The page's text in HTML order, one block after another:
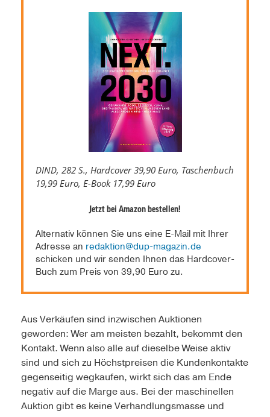
DIND, 282 S., Hardcover 39,90 Euro, Taschenbuch
19,99 Euro, E-Book 17,99 Euro
Jetzt bei Amazon bestellen!
Alternativ können Sie uns eine E-Mail mit Ihrer
Adresse an redaktion@dup-magazin.de
schicken und wir senden Ihnen das Hardcover-
Buch zum Preis von 39,90 Euro zu.
Aus Verkäufen sind inzwischen Auktionen
geworden: Wer am meisten bezahlt, bekommt den
Kontakt. Wenn also alle auf dieselbe Weise aktiv
sind und sich zu Höchstpreisen die Kundenkontakte
gegenseitig wegkaufen, wirkt sich das am Ende
negativ auf die Marge aus. Bei der maschinellen
Auktion gibt es keine Verhandlungsmasse und